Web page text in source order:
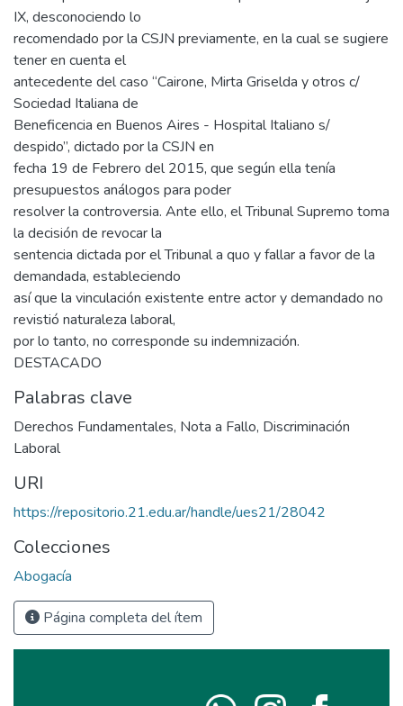
IX, desconociendo lo
recomendado por la CSJN previamente, en la cual se sugiere
tener en cuenta el
antecedente del caso “Cairone, Mirta Griselda y otros c/
Sociedad Italiana de
Beneficencia en Buenos Aires - Hospital Italiano s/
despido”, dictado por la CSJN en
fecha 19 de Febrero del 2015, que según ella tenía
presupuestos análogos para poder
resolver la controversia. Ante ello, el Tribunal Supremo toma
la decisión de revocar la
sentencia dictada por el Tribunal a quo y fallar a favor de la
demandada, estableciendo
así que la vinculación existente entre actor y demandado no
revistió naturaleza laboral,
por lo tanto, no corresponde su indemnización.
DESTACADO
Palabras clave
Derechos Fundamentales, Nota a Fallo, Discriminación
Laboral
URI
https://repositorio.21.edu.ar/handle/ues21/28042
Colecciones
Abogacía
Página completa del ítem